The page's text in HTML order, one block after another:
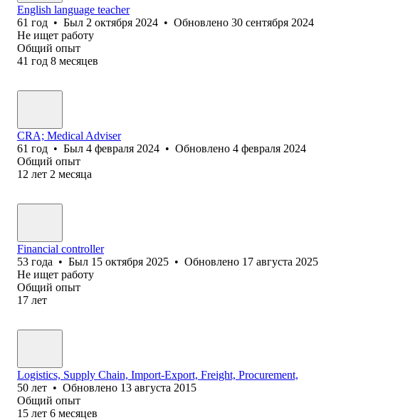
English language teacher
61 год • Был 2 октября 2024 • Обновлено 30 сентября 2024
Не ищет работу
Общий опыт
41 год 8 месяцев
CRA; Medical Adviser
61 год • Был 4 февраля 2024 • Обновлено 4 февраля 2024
Общий опыт
12 лет 2 месяца
Financial controller
53 года • Был 15 октября 2025 • Обновлено 17 августа 2025
Не ищет работу
Общий опыт
17 лет
Logistics, Supply Chain, Import-Export, Freight, Procurement,
50 лет • Обновлено 13 августа 2015
Общий опыт
15 лет 6 месяцев